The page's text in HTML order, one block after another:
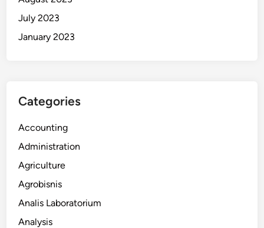
July 2023
January 2023
Categories
Accounting
Administration
Agriculture
Agrobisnis
Analis Laboratorium
Analysis